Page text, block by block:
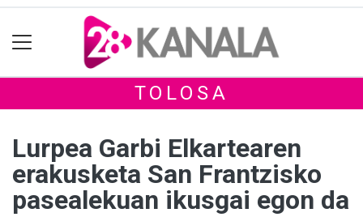
TOLOSA
Lurpea Garbi Elkartearen
erakusketa San Frantzisko
pasealekuan ikusgai egon da